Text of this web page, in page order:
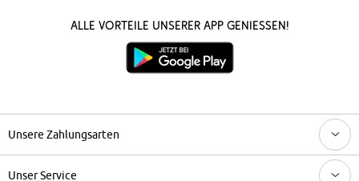
Alle Vorteile unserer App genießen!
Unsere Zahlungsarten
Unser Service